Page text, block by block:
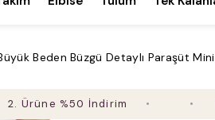
Beden Büzgü Detaylı Paraşüt
%50 İndirim 1000